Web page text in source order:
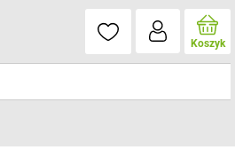
Koszyk